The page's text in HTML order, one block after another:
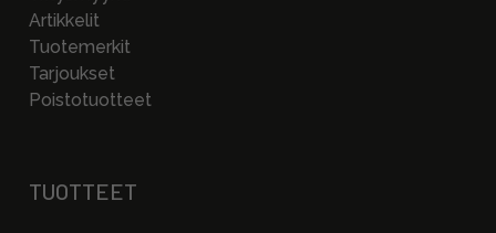
Artikkelit
Tuotemerkit
Tarjoukset
Poistotuotteet
TUOTTEET